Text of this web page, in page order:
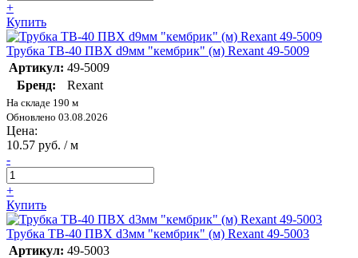
+
Купить
Трубка ТВ-40 ПВХ d9мм "кембрик" (м) Rexant 49-5009
Артикул: 49-5009
Бренд:
Rexant
На складе 190 м
Обновлено 03.08.2026
Цена:
10.57 руб. / м
-
+
Купить
Трубка ТВ-40 ПВХ d3мм "кембрик" (м) Rexant 49-5003
Артикул: 49-5003